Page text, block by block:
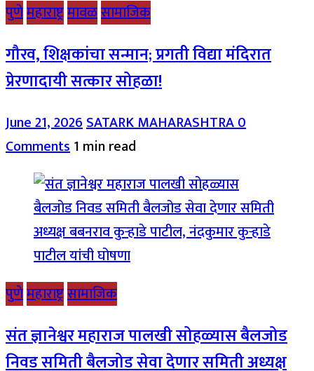
पुणेमहाराष्ट्रमावळसामाजिक
गौरव, शिक्षकांचा सन्मान; प्रगती विद्या मंदिरात
प्रेरणादायी सत्कार सोहळा!
June 21, 2026SATARK MAHARASHTRA0
Comments1 min read
पुणेमहाराष्ट्रसामाजिक
संत ज्ञानेश्वर महाराज पालखी सोहळ्यास बैलजोड
निवड समिती बैलजोड सेवा देणार समिती अध्यक्ष